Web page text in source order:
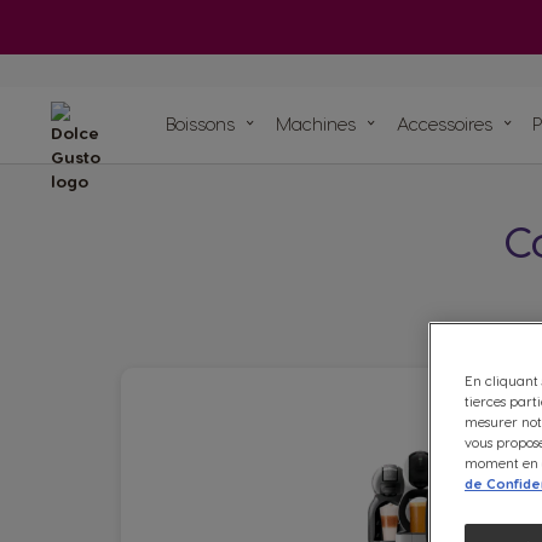
Boissons
et sachets pour machines
Machines Accessoires
Entrez dans l’univers des
thé SPECIAL.T avec votre
En cliquant
tierces
mesurer
vous
moment en
de